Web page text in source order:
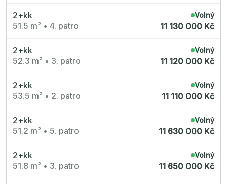
2+kk
51.5 m² • 4. patro
Volný
11 130 000 Kč
2+kk
52.3 m² • 3. patro
Volný
11 120 000 Kč
2+kk
53.5 m² • 2. patro
Volný
11 110 000 Kč
2+kk
51.2 m² • 5. patro
Volný
11 630 000 Kč
2+kk
51.8 m² • 3. patro
Volný
11 650 000 Kč